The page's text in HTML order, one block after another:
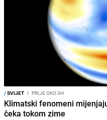
/SVIJET I PRIJE OKO 3H
Klimatski fenomeni
čeka tokom zime